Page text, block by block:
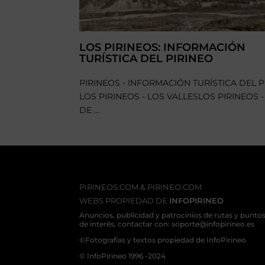
LOS PIRINEOS: INFORMACIÓN
TURÍSTICA DEL PIRINEO
PIRINEOS - INFORMACIÓN TURÍSTICA DEL
LOS PIRINEOS - LOS VALLESLOS PIRINEOS
DE ...
PIRINEOS.COM & PIRINEO.COM
WEBS PROPIEDAD DE INFOPIRINEO
Anuncios, publicidad y patrocinios de rutas y puntos
de interés, contactar con: soporte@infopirineo.es
©Fotografías y textos propiedad de InfoPirineo
© InfoPirineo 1996 -2024